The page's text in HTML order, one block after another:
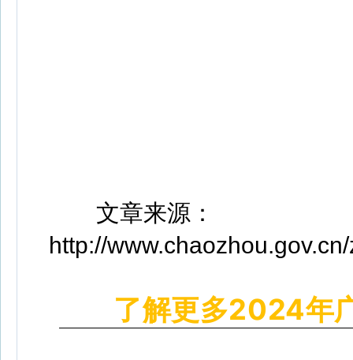
文章来源：
http://
了解更多2024年